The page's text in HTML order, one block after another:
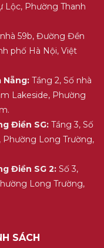
Lộc, Phường Thanh
59b, Đường Đền
phố Hà Nội, Việt
Nẵng:Tầng 2, Số nhà
Lakeside, Phường
Điền SG:Tầng 3, Số
Phường Long Trường,
Điền SG 2:Số 3,
Long Trường,
SÁCH